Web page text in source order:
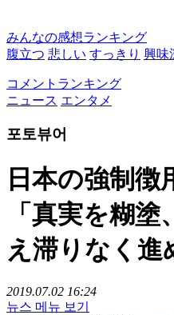
みんなの感想ランキング
腹立つ 悲しい すっきり 興味
コメントランキング
ニュース エンタメ
포토뷰어
日本の強制
「真実を糊
え滞りなく進
2019.07.02 16:24
뉴스 메뉴 보기